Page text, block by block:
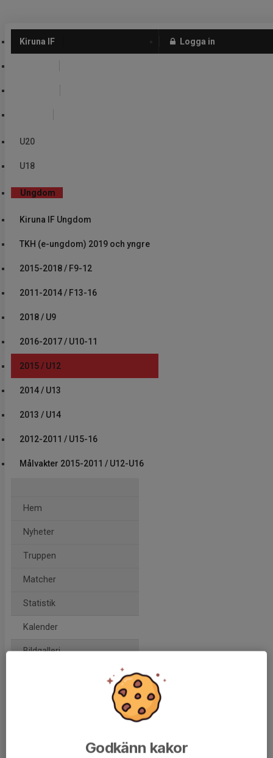
Kiruna IF
U20
U18
Ungdom
Kiruna IF Ungdom
TKH (e-ungdom) 2019 och yngre
2015-2018 / F9-12
2011-2014 / F13-16
2018 / U9
2016-2017 / U10-11
2015 / U12
2014 / U13
2013 / U14
2012-2011 / U15-16
Målvakter 2015-2011 / U12-U16
Logga in
Hem
Nyheter
Truppen
Matcher
Statistik
Kalender
Bildgalleri
IsträningGodkänn kakor